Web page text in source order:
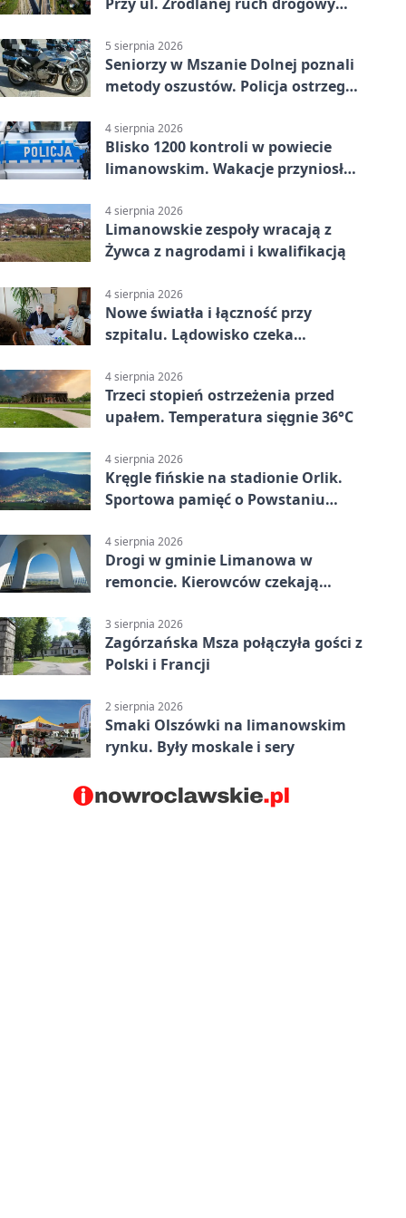
5 sierpnia 2026
Seniorzy w Mszanie Dolnej poznali
metody oszustów. Policja ostrzega
4 sierpnia 2026
Blisko 1200 kontroli w powiecie
limanowskim. Wakacje przyniosły
4 sierpnia 2026
Limanowskie zespoły wracają z
Żywca z nagrodami i kwalifikacją
4 sierpnia 2026
Nowe światła i łączność przy
szpitalu. Lądowisko czeka
4 sierpnia 2026
Trzeci stopień ostrzeżenia przed
upałem. Temperatura sięgnie 36°C
4 sierpnia 2026
Kręgle fińskie na stadionie Orlik.
Sportowa pamięć o Powstaniu
4 sierpnia 2026
Drogi w gminie Limanowa w
remoncie. Kierowców czekają
3 sierpnia 2026
Zagórzańska Msza połączyła gości z
Polski i Francji
2 sierpnia 2026
Smaki Olszówki na limanowskim
rynku. Były moskale i sery